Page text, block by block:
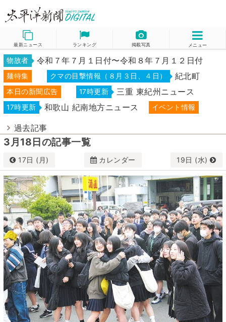
最新ニュース ランキング 掲載写真 メニュー
物故者 令和７年７月１日付〜令和８年７月１２日付
麺特集 クマの目撃情報（８月３日、４日） 紀北町
本日の新聞広告 17時更新 三重 東紀州ニュース
17時更新 和歌山 紀南地方ニュース イベント情報
過去記事
3月18日の記事一覧
17日 (月) カレンダー 19日 (水)
3月 2025
日 月 火 水 木 金
土
23
24 25 26 27 28
1
2
3 4 5 6 7
8
9
10 11 12 13 14
15
16
17 18 19 20 21
22
23
24 25 26 27 28
29
30
31 1 3 4